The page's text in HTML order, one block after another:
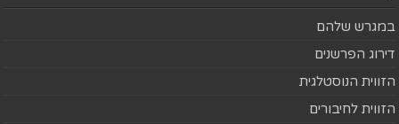
במגרש שלהם
דירוג הפרשנים
הזווית הנוסטלגית
הזווית לחיבורים